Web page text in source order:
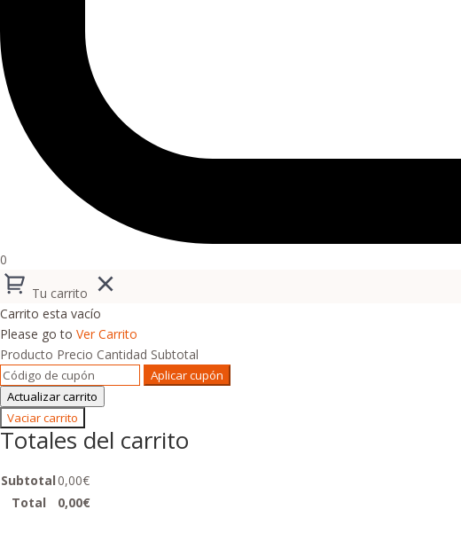
0
Tu carrito
Carrito esta vacío
Please go to Ver Carrito
Producto Precio Cantidad Subtotal
Aplicar cupón
Actualizar carrito
Vaciar carrito
Totales del carrito
Subtotal0,00€
Total
0,00€